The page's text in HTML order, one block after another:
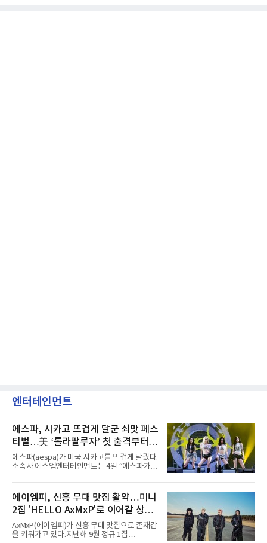
엔터테인먼트
에스파, 시카고 뜨겁게 달군 쇠맛 페스
티벌…美 ‘롤라팔루자’ 첫 출격부터
증명한 존재감
에스파(aespa)가 미국 시카고를 뜨겁게 달궜다.
소속사 에스엠엔터테인먼트는 4일 “에스파가
서 열린 ‘롤라팔루자 시카고’(Lollapalooza
Chicago)의 알리안츠 스테이지에 올랐다”며
“총 14곡으로 구성된 세트리스트를 선사, 데뷔 7
년 차다운 노련한 무대 매너와 파워풀한 에너지
로 현장의 분위기를 압도했다”고 밝혔다.1991
년 시작된 ‘롤라팔루자’는 8개 스테이지, 170여
팀의 아티스트와 40만 명 이상의 관객이 운집하
에이엠피, 신흥 무대 맛집 활약…미니
2집 'HELLO AxMxP'로 이어갈 상승
세
AxMxP(에이엠피)가 신흥 무대 맛집으로 존재감
을 키워가고 있다.지난해 9월 정규 1집